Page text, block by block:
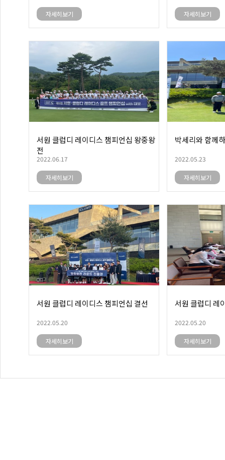
자세히보기 자세히보기
서원 클럽디 레이디스 챔피언십 왕중왕
전
2022.06.17
자세히보기
박세리와 함께
2022.05.23
자세히보기
서원 클럽디 레이디스 챔피언십 결선
2022.05.20
자세히보기
서원 클럽디 레
2022.05.20
자세히보기